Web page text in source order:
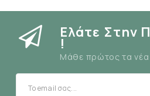
Ελάτε Στην
!
Μάθε πρώτος τα νέα